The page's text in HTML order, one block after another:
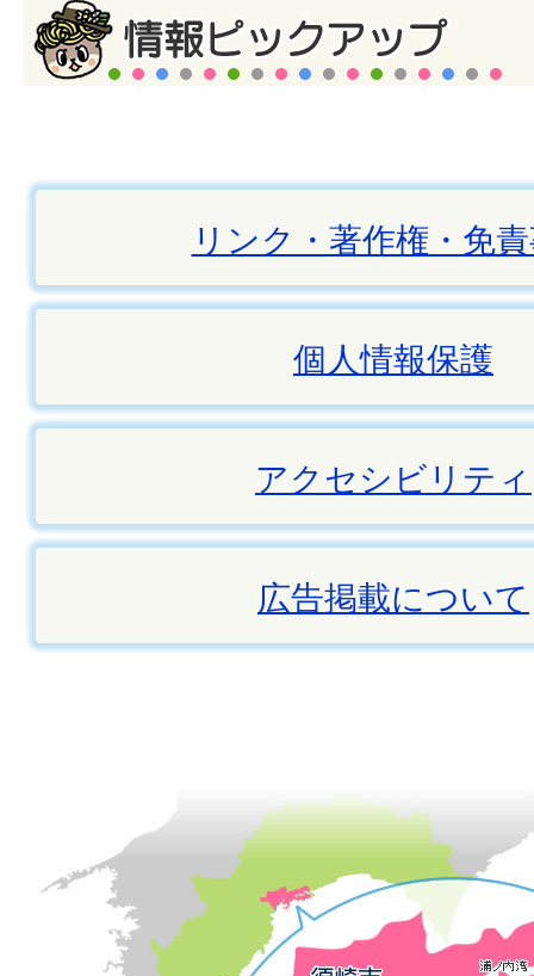
リンク・著作権・免
個人情報保護
アクセシビリティ
広告掲載について